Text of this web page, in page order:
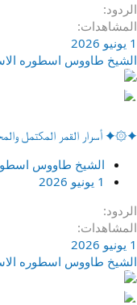
الردود
المشاهدات
1 يونيو 2026
الشيخ طاووس اسطوره
✦۞✦ أسرار القمر المكتمل
الشيخ طاووس
1 يونيو 2026
الردود
المشاهدات
1 يونيو 2026
الشيخ طاووس اسطوره